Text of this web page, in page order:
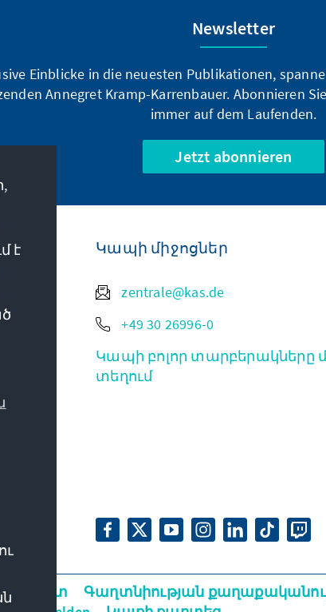
Newsletter
Einblicke in die neuesten Publikationen,
Annegret Kramp-Karrenbauer. Abonnieren
immer auf dem Laufenden.
Jetzt abonnieren
Կապի միջոցներ
zentrale@kas.de
+49 30 26996-0
Կապի բոլոր տարբերակները
տեղում
հետ Գաղտնիության
է